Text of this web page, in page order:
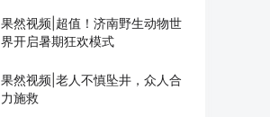
果然视频|超值！济南野生动物世
界开启暑期狂欢模式
果然视频|老人不慎坠井，众人合
力施救